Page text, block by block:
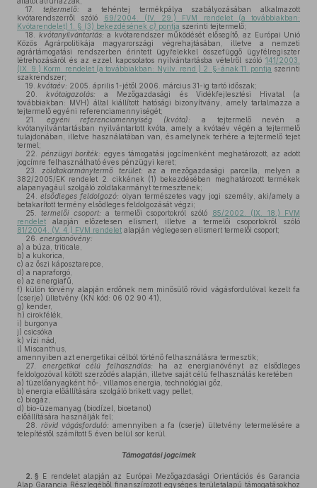
17.
tejtermelő: a tehéntej termékpálya szabályozásában alkalmazott
kvótarendszerről szóló
69/2004. (IV. 29.) FVM rendelet (a továbbiakban:
Kvótarendelet) 1. § (3) bekezdésének c) pontja szerinti tejtermelő;
18.
kvótanyilvántartás: a kvótarendszer működését elősegítő, az Európai Unió
Közös Agrárpolitikája magyarországi végrehajtásában, illetve a nemzeti
agrártámogatási rendszerben érintett ügyfelekkel összefüggő ügyfélregiszter
létrehozásáról és az ezzel kapcsolatos nyilvántartásba vételről szóló 141/2003.
(IX. 9.) Korm. rendelet (a továbbiakban: Nyilv. rend.) 2. §-ának 11. pontja szerinti
szakrendszer;
19. kvótaév: 2005. április 1-jétől 2006. március 31-ig tartó időszak;
20.
kvótaigazolás: a Mezőgazdasági és Vidékfejlesztési Hivatal (a
továbbiakban: MVH) által kiállított hatósági bizonyítvány, amely tartalmazza a
tejtermelő egyéni referenciamennyiségét;
21.
egyéni referenciamennyiség (kvóta): a tejtermelő nevén a
kvótanyilvántartásban nyilvántartott kvóta, amely a kvótaév végén a tejtermelő
tulajdonában, illetve használatában van, és amelynek terhére a tejtermelő tejet
termel;
22.
pénzügyi boríték: egyes támogatási jogcímenként meghatározott, az adott
jogcímre felhasználható éves pénzügyi keret;
23.
zöldtakarmánytermő terület: az a mezőgazdasági parcella, melyen a
382/2005/EK rendelet 2. cikkének (1) bekezdésében meghatározott termékek
alapanyagául szolgáló zöldtakarmányt termesztenek;
24.
elsődleges feldolgozó: olyan természetes vagy jogi személy, aki/amely a
betakarított termény elsődleges feldolgozását végzi;
25.
termelői csoport: a termelői csoportokról szóló 85/2002. (IX. 18.) FVM
rendelet alapján előzetesen elismert, illetve a termelői csoportokról szóló
81/2004. (V. 4.) FVM rendelet alapján véglegesen elismert termelői csoport;
26. energianövény:
a) a búza, triticale,
b) a kukorica,
c) az őszi káposztarepce,
d) a napraforgó,
e) az energiafű,
f) külön törvény alapján erdőnek nem minősülő rövid vágásfordulóval kezelt fa
(cserje) ültetvény (KN kód: 06 02 90 41),
g) kender,
h) cirokfélék,
i) burgonya
j) csicsóka
k) vízi nád,
l) Miscanthus,
amennyiben azt energetikai célból történő felhasználásra termesztik;
27.
energetikai célú felhasználás: ha az energianövényt az elsődleges
feldolgozóval kötött szerződés alapján, illetve saját célú felhasználás keretében
a) tüzelőanyagként hő-, villamos energia, technológiai gőz,
b) energia előállítására szolgáló brikett vagy pellet,
c) biogáz,
d) bio-üzemanyag (biodízel, bioetanol)
előállítására használják fel;
28.
rövid vágásforduló: amennyiben a fa (cserje) ültetvény letermelésére a
telepítéstől számított 5 éven belül sor kerül.
Támogatási jogcímek
2. § E rendelet alapján az Európai Mezőgazdasági Orientációs és Garancia
Alap Garancia Részlegéből finanszírozott egységes területalapú támogatásokhoz